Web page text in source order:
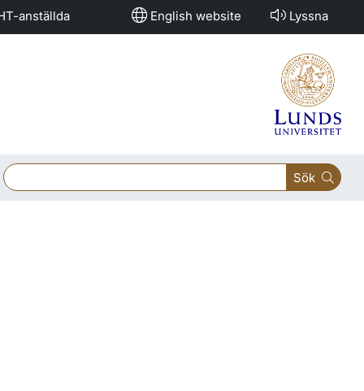
anställda English website Lyssna
Sök